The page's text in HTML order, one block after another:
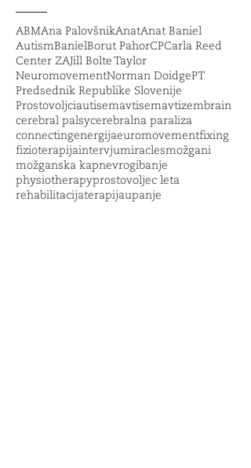
ABMAna PalovšnikAnatAnat Baniel
AutismBanielBorut PahorCPCarla Reed
Center ZAJill Bolte Taylor
NeuromovementNorman DoidgePT
Predsednik Republike Slovenije
Prostovoljciautisemavtisemavtizembrain
cerebral palsycerebralna paraliza
connectingenergijaeuromovementfixing
fizioterapijaintervjumiraclesmožgani
možganska kapnevrogibanje
physiotherapyprostovoljec leta
rehabilitacijaterapijaupanje